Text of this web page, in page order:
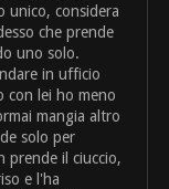
unico, considera
che prende
uno solo.
in ufficio
con lei ho meno
mangia altro
solo per
prende il ciuccio,
e l'ha